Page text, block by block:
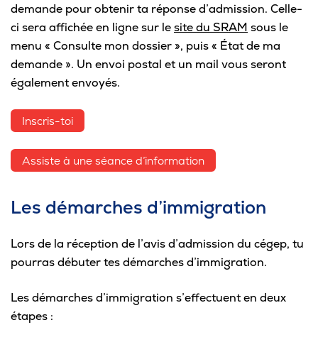
demande pour obtenir ta réponse d’admission. Celle-
ci sera affichée en ligne sur lesite du SRAM sous le
menu « Consulte mon dossier », puis « État de ma
demande ». Un envoi postal et un mail vous seront
également envoyés.
Inscris-toi
Assiste à une séance d’information
Les démarches d’immigration
Lors de la réception de l’avis d’admission du cégep, tu
pourras débuter tes démarches d’immigration.
Les démarches d’immigration s’effectuent en deux
étapes :